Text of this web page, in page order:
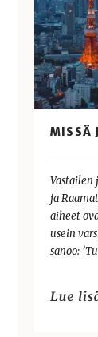
MISSÄ
Vastailen
ja
aiheet
usein
sanoo: